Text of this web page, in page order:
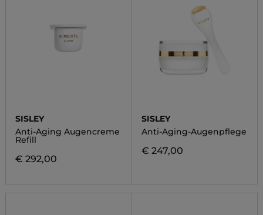
SISLEY
Anti-Aging Augencreme
Refill
€ 292,00
SISLEY
Anti-Aging-Augenpflege
€ 247,00